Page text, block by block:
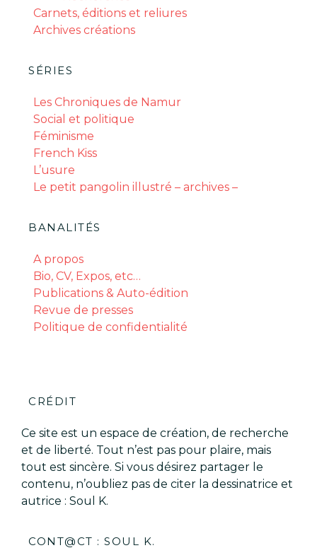
Carnets, éditions et reliures
Archives créations
SÉRIES
Les Chroniques de Namur
Social et politique
Féminisme
French Kiss
L’usure
Le petit pangolin illustré – archives –
BANALITÉS
A propos
Bio, CV, Expos, etc…
Publications & Auto-édition
Revue de presses
Politique de confidentialité
CRÉDIT
Ce site est un espace de création, de recherche
et de liberté. Tout n’est pas pour plaire, mais
tout est sincère. Si vous désirez partager le
contenu, n’oubliez pas de citer la dessinatrice et
autrice : Soul K.
CONT@CT : SOUL K.